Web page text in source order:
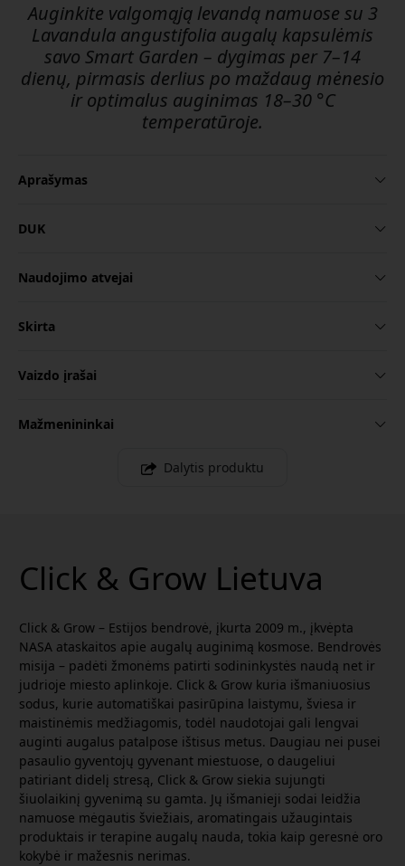
Auginkite valgomąją levandą namuose su 3
Lavandula angustifolia augalų kapsulėmis
savo Smart Garden – dygimas per 7–14
dienų, pirmasis derlius po maždaug mėnesio
ir optimalus auginimas 18–30 °C
temperatūroje.
Aprašymas
DUK
Naudojimo atvejai
Skirta
Vaizdo įrašai
Mažmenininkai
Dalytis produktu
Click & Grow Lietuva
Click & Grow – Estijos bendrovė, įkurta 2009 m., įkvėpta
NASA ataskaitos apie augalų auginimą kosmose. Bendrovės
misija – padėti žmonėms patirti sodininkystės naudą net ir
judrioje miesto aplinkoje. Click & Grow kuria išmaniuosius
sodus, kurie automatiškai pasirūpina laistymu, šviesa ir
maistinėmis medžiagomis, todėl naudotojai gali lengvai
auginti augalus patalpose ištisus metus. Daugiau nei pusei
pasaulio gyventojų gyvenant miestuose, o daugeliui
patiriant didelį stresą, Click & Grow siekia sujungti
šiuolaikinį gyvenimą su gamta. Jų išmanieji sodai leidžia
namuose mėgautis šviežiais, aromatingais užaugintais
produktais ir terapine augalų nauda, tokia kaip geresnė oro
kokybė ir mažesnis nerimas.